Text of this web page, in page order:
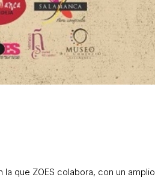
que ZOES colabora, con un amplio